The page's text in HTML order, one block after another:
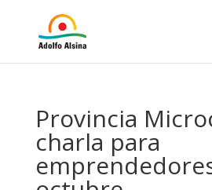
Provincia
charla para